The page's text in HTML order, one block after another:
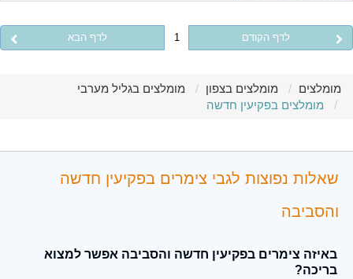
לדף הקודם 1 לדף הבא
מומלצים מומלצים בצפון
מומלצים בגליל מערבי
מומלצים בפקיעין חדשה
שאלות נפוצות לגבי צימרים בפקיעין חדשה
והסביבה
באיזה צימרים בפקיעין חדשה והסביבה אפשר למצוא
בריכה?